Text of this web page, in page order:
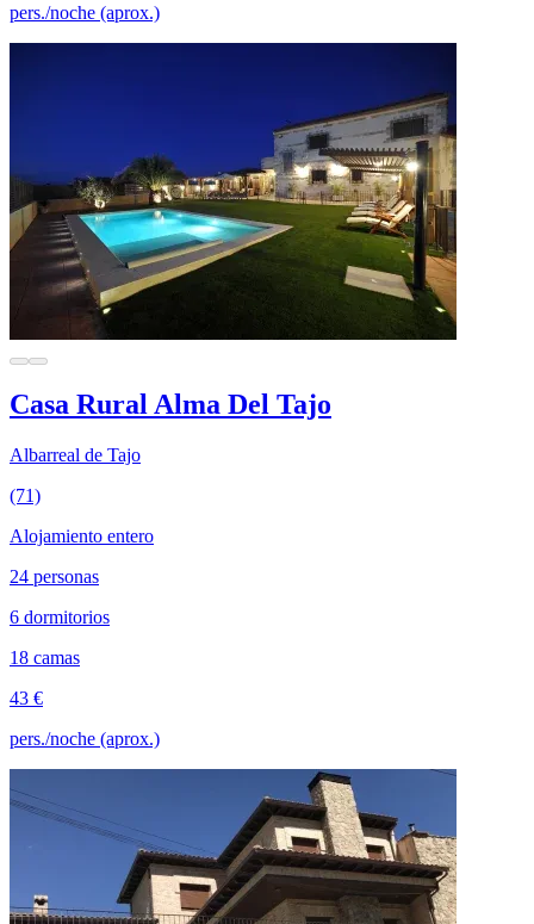
pers./noche (aprox.)
Casa Rural Alma Del Tajo
Albarreal de Tajo
(71)
Alojamiento entero
24 personas
6 dormitorios
18 camas
43 €
pers./noche (aprox.)